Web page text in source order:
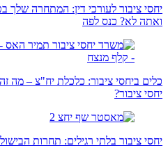
יחסי ציבור לעורכי דין: המתחרה שלך
ואתה לא? כנס לפה
כלים ביחסי ציבור: כלכלת יח"צ – מה
יחסי ציבור?
יחסי ציבור בלתי רגילים: תחרות